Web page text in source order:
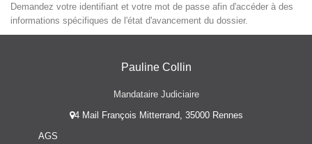
Demandez votre identifiant et votre mot de passe afin d'accéder à des
informations spécifiques de l'état d'avancement du dossier.
Pauline Collin
Mandataire Judiciaire
4 Mail François Mitterrand, 35000 Rennes
AGS